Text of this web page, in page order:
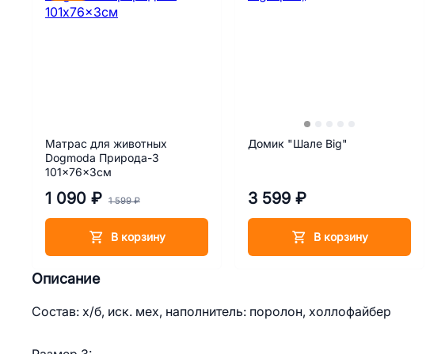
Описание
Состав: х/б, иск. мех, наполнитель: поролон, холлофайбер
Матрас для животных
Dogmoda Природа-3
101x76x3см
1 090 ₽ 1 599 ₽
В корзину
Домик "Шале Big"
3 599 ₽
В корзину